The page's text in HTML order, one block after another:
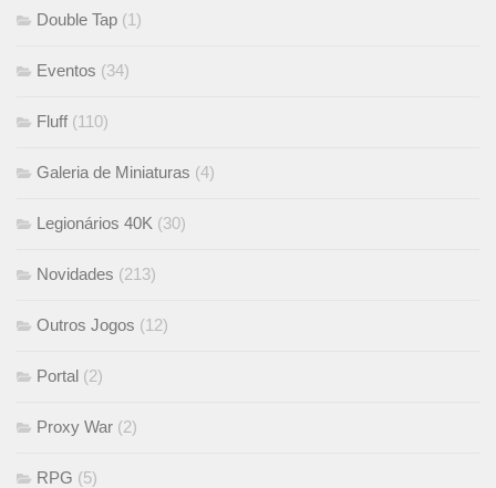
Double Tap (1)
Eventos (34)
Fluff (110)
Galeria de Miniaturas (4)
Legionários 40K (30)
Novidades (213)
Outros Jogos (12)
Portal (2)
Proxy War (2)
RPG (5)